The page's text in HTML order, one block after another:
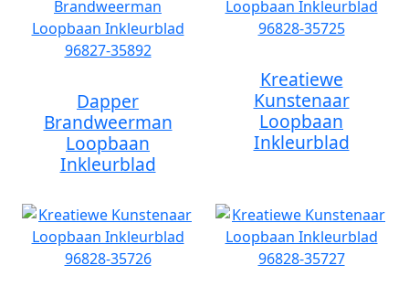
Dapper
Brandweerman
Loopbaan
Inkleurblad
Kreatiewe
Kunstenaar
Loopbaan
Inkleurblad